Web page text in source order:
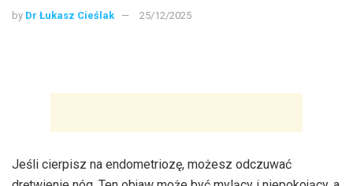
by Dr Łukasz Cieślak 25/12/2025
Jeśli cierpisz na endometriozę, możesz odczuwać